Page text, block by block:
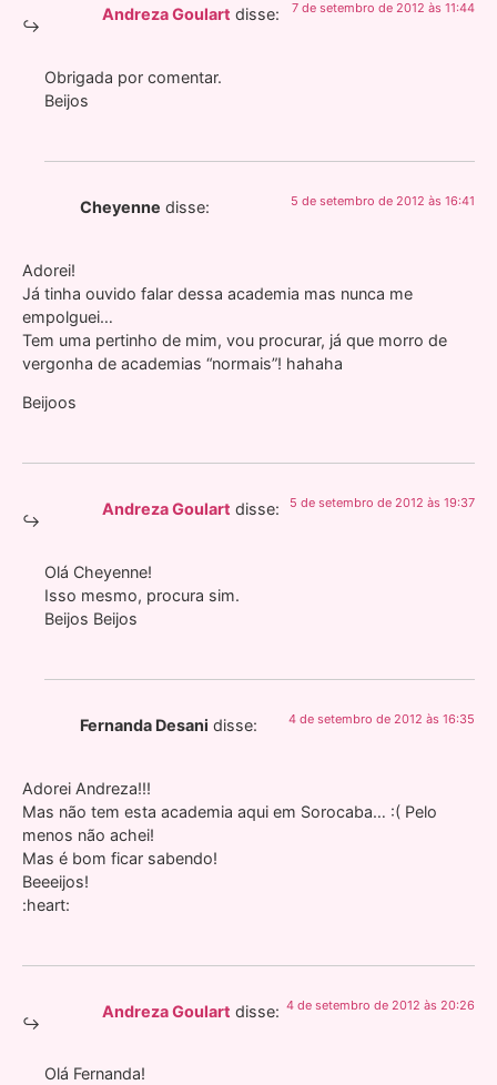
Andreza Goulart disse: 7 de setembro de 2012 às 11:44
Obrigada por comentar.
Beijos
Cheyenne disse: 5 de setembro de 2012 às 16:41
Adorei!
Já tinha ouvido falar dessa academia mas nunca me
empolguei…
Tem uma pertinho de mim, vou procurar, já que morro de
vergonha de academias “normais”! hahaha
Beijoos
Andreza Goulart disse: 5 de setembro de 2012 às 19:37
Olá Cheyenne!
Isso mesmo, procura sim.
Beijos Beijos
Fernanda Desani disse: 4 de setembro de 2012 às 16:35
Adorei Andreza!!!
Mas não tem esta academia aqui em Sorocaba… :( Pelo
menos não achei!
Mas é bom ficar sabendo!
Beeeijos!
:heart:
Andreza Goulart disse: 4 de setembro de 2012 às 20:26
Olá Fernanda!